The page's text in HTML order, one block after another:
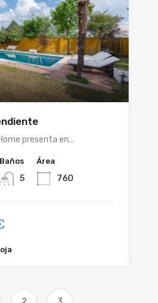
presenta en…
Baños
5
Área
760